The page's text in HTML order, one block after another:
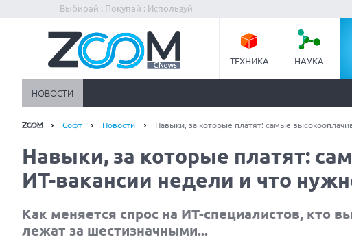
Выбирай : Покупай : Используй
ТЕХНИКА НАУКА
НОВОСТИ
Софт Новости Навыки, за которые платят: самые
Навыки, за которые платят:
ИТ-вакансии недели и что
Как меняется спрос на ИТ-специалистов, кто
лежат за шестизначными...